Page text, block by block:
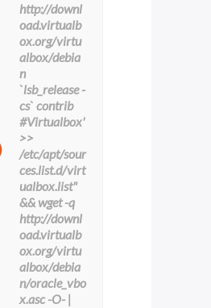
http://downl
oad.virtualb
ox.org/virtu
albox/debia
n
`lsb_release -
cs` contrib
#Virtualbox'
>>
/etc/apt/sour
ces.list.d/virt
ualbox.list"
&& wget -q
http://downl
oad.virtualb
ox.org/virtu
albox/debia
n/oracle_vbo
x.asc -O- |